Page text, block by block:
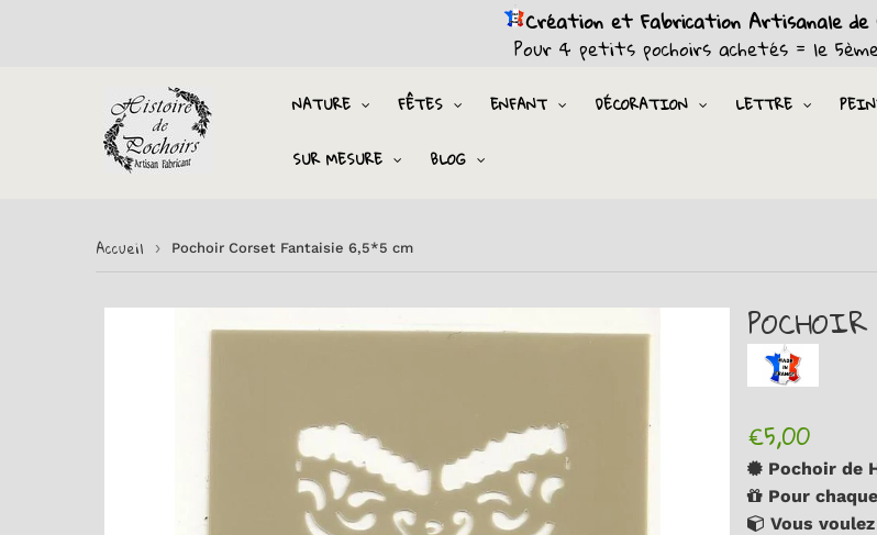
Création et Fabrication Artisanale de
Pour 4 petits pochoirs achetés = le
NATURE FÊTES ENFANT DÉCORATION LETTRE
SUR MESURE BLOG
Accueil › Pochoir Corset Fantaisie 6,5*5 cm
€5,00
Pochoir de
Pour
Vous